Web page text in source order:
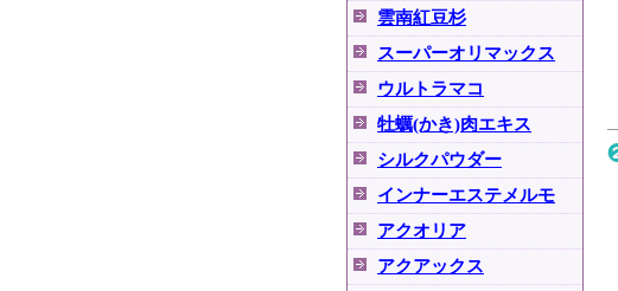
雲南紅豆杉
スーパーオリマックス
ウルトラマコ
牡蠣(かき)肉エキス
シルクパウダー
インナーエステメルモ
アクオリア
アクアックス